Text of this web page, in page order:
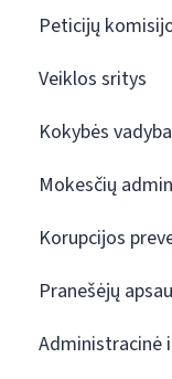
Peticijų
Veiklos sritys
Kokybės vadyba
Mokesčių
Korupcijos
Pranešėjų
Administracinė